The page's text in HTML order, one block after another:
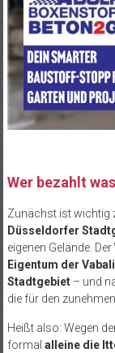
Wer bezahlt
Zunächst ist wichtig
Düsseldorfer
eigenen Gelände. Der
Eigentum der Vabali
Stadtgebiet– und
die für den
Heißt also: Wegen
formal alleine die